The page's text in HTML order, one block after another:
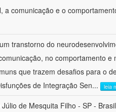
a comunicação e o
transtorno do
no comportamento e
que trazem desafios para o
de Integração Sen... leia
de Mesquita Filho - SP - Brasil